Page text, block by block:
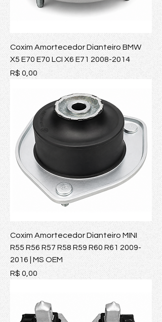
Coxim Amortecedor Dianteiro BMW
X5 E70 E70 LCI X6 E71 2008-2014
Preço
R$ 0,00
Coxim Amortecedor Dianteiro MINI
R55 R56 R57 R58 R59 R60 R61 2009-
2016 | MS OEM
Preço
R$ 0,00